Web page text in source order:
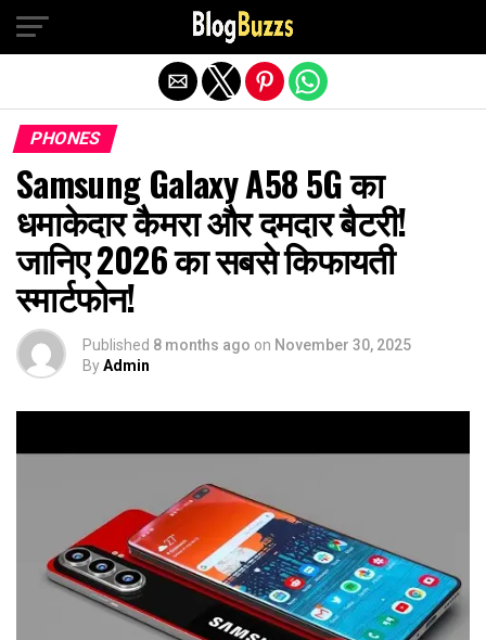
PHONES
Samsung Galaxy A58 5G का
धमाकेदार कैमरा और दमदार बैटरी!
जानिए 2026 का सबसे किफायती
स्मार्टफोन!
Published 8 months ago on November 30, 2025
ByAdmin
Exit mobile version